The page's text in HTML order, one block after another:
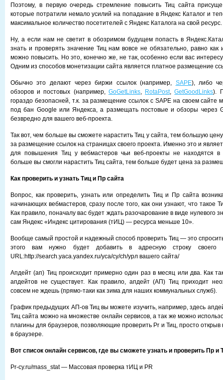
Поэтому, в первую очередь стремление повысить Тиц сайта
которые потратили немало усилий на попадание в Яндекс Каталог и
максимальное количество посетителей с Яндекс Каталога на свой ресурс.
Ну, а если нам не светит в обозримом будущем попасть в
знать и проверять значение Тиц нам вовсе не обязательно, равно как
можно повысить. Но это, конечно же, не так, особенно если вас
Одним из способов монетизации сайта является платное размещение
Обычно это делают через биржи ссылок (например, SAPE), либо
обзоров и постовых (например, GoGetLinks, RotaPost,GetGoodLinks).
гораздо безопасней, т.к. за размещение ссылок с SAPE на своем сайте
под бан Google или Яндекса, а размещать постовые и обзоры через
безвредно для вашего веб-проекта.
Так вот, чем больше вы сможете нарастить Тиц у сайта, тем большую
за размещение ссылок на страницах своего проекта. Именно это и
для повышения Тиц у вебмастеров чьи веб-проекты не находятся в
больше вы смогли нарастить Тиц сайта, тем больше будет цена за
Как проверить и узнать Тиц и Пр сайта
Вопрос, как проверить, узнать или определить Тиц и Пр сайта
начинающих вебмастеров, сразу после того, как они узнают, что такое
Как правило, поначалу вас будет ждать разочарование в виде нулевого
сам Яндекс «Индекс цитирования (тИЦ) — ресурса меньше 10».
Вообще самый простой и надежный способ проверить Тиц — это
этого вам нужно будет добавить в адресную строку своего
URL:http://search.yaca.yandex.ru/yca/cy/ch/урл вашего сайта/
Апдейт (ап) Тиц происходит примерно один раз в месяц или два. Как
апдейтов не существует. Как правило, апдейт (АП) Тиц приходит
совсем не ждешь (прямо-таки как зима для наших коммунальных служб).
График предыдущих АП-ов Тиц вы можете изучить, например, здесь
Тиц сайта можно на множестве онлайн сервисов, а так же можно
плагины для браузеров, позволяющие проверить Pr и Тиц, просто открыв
в браузере.
Вот список онлайн сервисов, где вы сможете узнать и проверить Пр и
Pr-cy.ru/mass_stat — Массовая проверка тИЦ и PR